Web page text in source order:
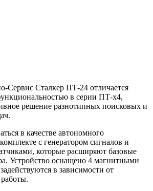
Сервис Сталкер ПТ-24 отличается
в серии ПТ-x4,
решение разнотипных поисковых и
в качестве автономного
с генератором сигналов и
которые расширяют базовые
Устройство оснащено 4 магнитными
в зависимости от